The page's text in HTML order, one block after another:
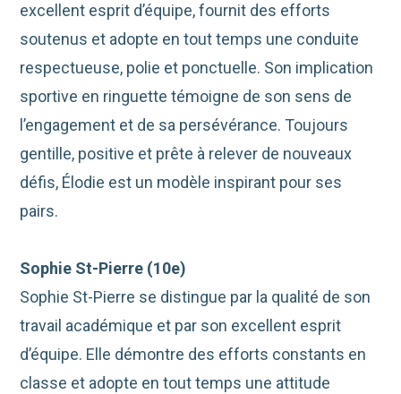
excellent esprit d’équipe, fournit des efforts
soutenus et adopte en tout temps une conduite
respectueuse, polie et ponctuelle. Son implication
sportive en ringuette témoigne de son sens de
l’engagement et de sa persévérance. Toujours
gentille, positive et prête à relever de nouveaux
défis, Élodie est un modèle inspirant pour ses
pairs.
Sophie St-Pierre (10e)
Sophie St-Pierre se distingue par la qualité de son
travail académique et par son excellent esprit
d’équipe. Elle démontre des efforts constants en
classe et adopte en tout temps une attitude